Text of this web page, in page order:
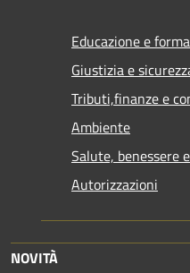
Educazione e
Giustizia e
Tributi,finanze e
Ambiente
Salute, benessere
Autorizzazioni
NOVITÀ